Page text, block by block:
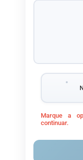
Marque a
continuar.